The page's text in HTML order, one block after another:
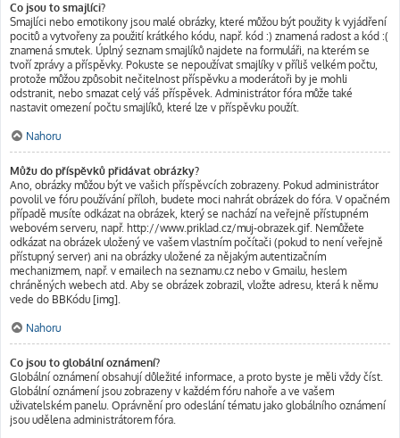
Co jsou to smajlíci?
Smajlíci nebo emotikony jsou malé obrázky, které můžou být použity k vyjádření
pocitů a vytvořeny za použití krátkého kódu, např. kód :) znamená radost a kód :(
znamená smutek. Úplný seznam smajlíků najdete na formuláři, na kterém se
tvoří zprávy a příspěvky. Pokuste se nepoužívat smajlíky v příliš velkém počtu,
protože můžou způsobit nečitelnost příspěvku a moderátoři by je mohli
odstranit, nebo smazat celý váš příspěvek. Administrátor fóra může také
nastavit omezení počtu smajlíků, které lze v příspěvku použít.
Nahoru
Můžu do příspěvků přidávat obrázky?
Ano, obrázky můžou být ve vašich příspěvcích zobrazeny. Pokud administrátor
povolil ve fóru používání příloh, budete moci nahrát obrázek do fóra. V opačném
případě musíte odkázat na obrázek, který se nachází na veřejně přístupném
webovém serveru, např. http://www.priklad.cz/muj-obrazek.gif. Nemůžete
odkázat na obrázek uložený ve vašem vlastním počítači (pokud to není veřejně
přístupný server) ani na obrázky uložené za nějakým autentizačním
mechanizmem, např. v emailech na seznamu.cz nebo v Gmailu, heslem
chráněných webech atd. Aby se obrázek zobrazil, vložte adresu, která k němu
vede do BBKódu [img].
Nahoru
Co jsou to globální oznámení?
Globální oznámení obsahují důležité informace, a proto byste je měli vždy číst.
Globální oznámení jsou zobrazeny v každém fóru nahoře a ve vašem
uživatelském panelu. Oprávnění pro odeslání tématu jako globálního oznámení
jsou udělena administrátorem fóra.